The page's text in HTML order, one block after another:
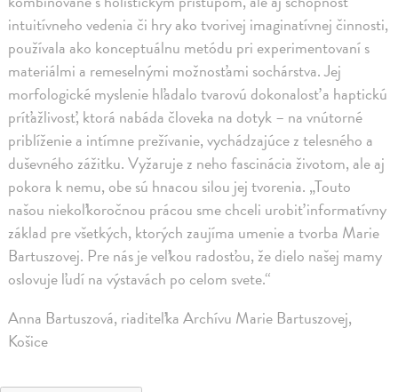
intuitívneho vedenia či hry ako tvorivej imaginatívnej činnosti,
používala ako konceptuálnu metódu pri experimentovaní s
materiálmi a remeselnými možnosťami sochárstva. Jej
morfologické myslenie hľadalo tvarovú dokonalosť a haptickú
príťažlivosť, ktorá nabáda človeka na dotyk – na vnútorné
priblíženie a intímne prežívanie, vychádzajúce z telesného a
duševného zážitku. Vyžaruje z neho fascinácia životom, ale aj
pokora k nemu, obe sú hnacou silou jej tvorenia. „Touto
našou niekoľkoročnou prácou sme chceli urobiť informatívny
základ pre všetkých, ktorých zaujíma umenie a tvorba Marie
Bartuszovej. Pre nás je veľkou radosťou, že dielo našej mamy
oslovuje ľudí na výstavách po celom svete.“
Anna Bartuszová, riaditeľka Archívu Marie Bartuszovej,
Košice